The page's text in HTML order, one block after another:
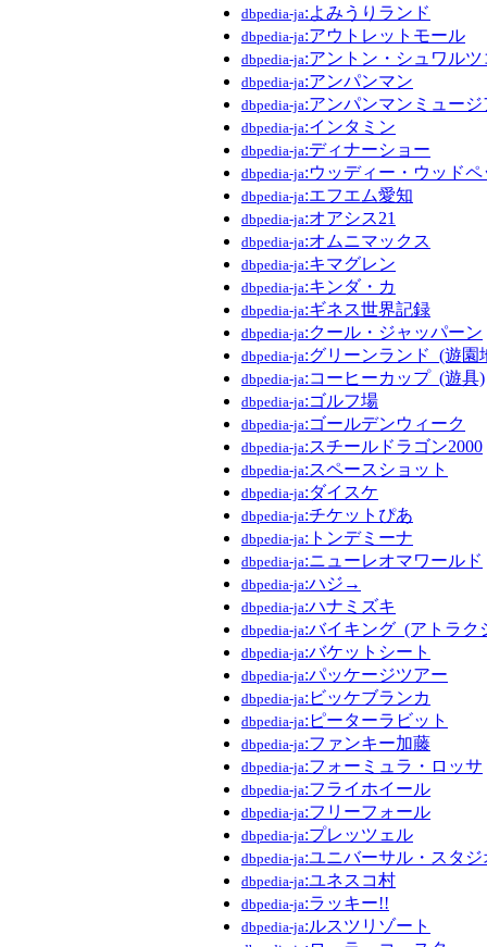
dbpedia-ja:よみうりランド
dbpedia-ja:アウトレットモール
dbpedia-ja:アントン・シュワルツ
dbpedia-ja:アンパンマン
dbpedia-ja:アンパンマンミュージ
dbpedia-ja:インタミン
dbpedia-ja:ディナーショー
dbpedia-ja:ウッディー・ウッドペ
dbpedia-ja:エフエム愛知
dbpedia-ja:オアシス21
dbpedia-ja:オムニマックス
dbpedia-ja:キマグレン
dbpedia-ja:キンダ・カ
dbpedia-ja:ギネス世界記録
dbpedia-ja:クール・ジャッパーン
dbpedia-ja:グリーンランド_(遊園
dbpedia-ja:コーヒーカップ_(遊具)
dbpedia-ja:ゴルフ場
dbpedia-ja:ゴールデンウィーク
dbpedia-ja:スチールドラゴン2000
dbpedia-ja:スペースショット
dbpedia-ja:ダイスケ
dbpedia-ja:チケットぴあ
dbpedia-ja:トンデミーナ
dbpedia-ja:ニューレオマワールド
dbpedia-ja:ハジ→
dbpedia-ja:ハナミズキ
dbpedia-ja:バイキング_(アトラク
dbpedia-ja:バケットシート
dbpedia-ja:パッケージツアー
dbpedia-ja:ビッケブランカ
dbpedia-ja:ピーターラビット
dbpedia-ja:ファンキー加藤
dbpedia-ja:フォーミュラ・ロッサ
dbpedia-ja:フライホイール
dbpedia-ja:フリーフォール
dbpedia-ja:プレッツェル
dbpedia-ja:ユニバーサル・スタ
dbpedia-ja:ユネスコ村
dbpedia-ja:ラッキー!!
dbpedia-ja:ルスツリゾート